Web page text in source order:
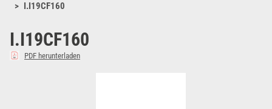
I.I19CF160
I.I19CF160
PDF herunterladen